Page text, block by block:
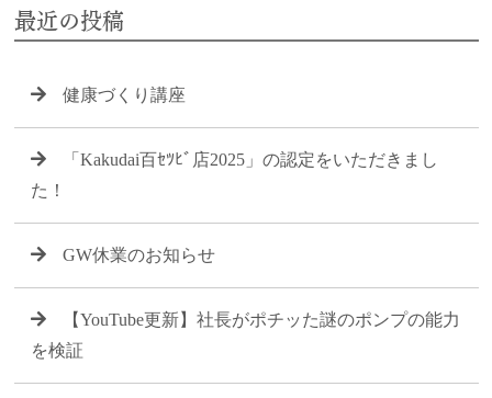
最近の投稿
健康づくり講座
「Kakudai百ｾﾂﾋﾞ店2025」の認定をいただきまし
た！
GW休業のお知らせ
【YouTube更新】社長がポチッた謎のポンプの能力
を検証